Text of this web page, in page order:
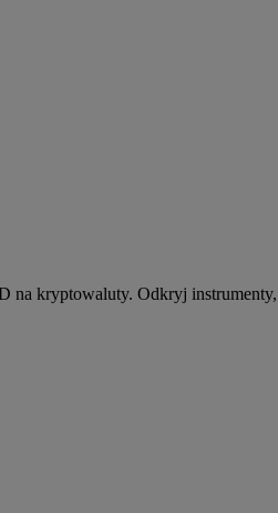
kryptowaluty. Odkryj